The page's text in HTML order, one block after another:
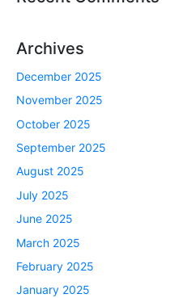
Archives
December 2025
November 2025
October 2025
September 2025
August 2025
July 2025
June 2025
March 2025
February 2025
January 2025